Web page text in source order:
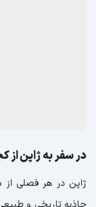
در سفر به ژاپن از
ژاپن در هر فصلی از